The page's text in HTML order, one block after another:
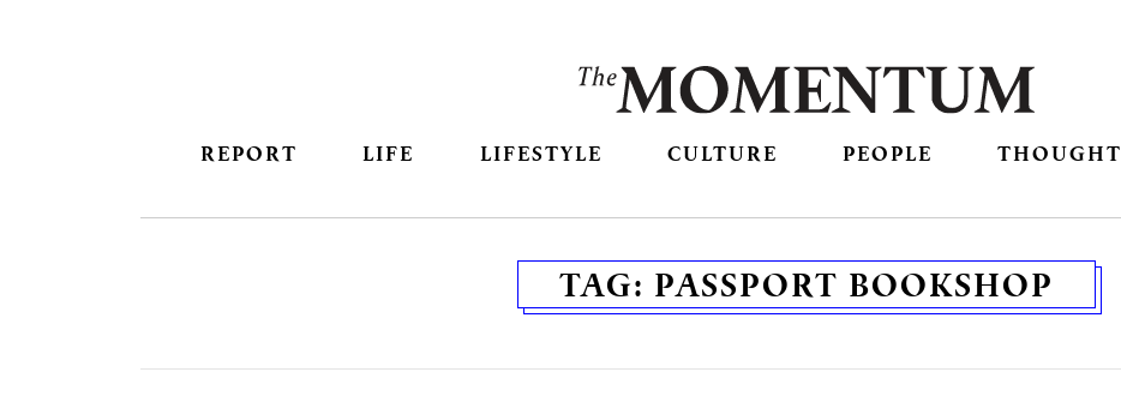
REPORT LIFE LIFESTYLE CULTURE PEOPLE THOUGHT
TAG: PASSPORT BOOKSHOP